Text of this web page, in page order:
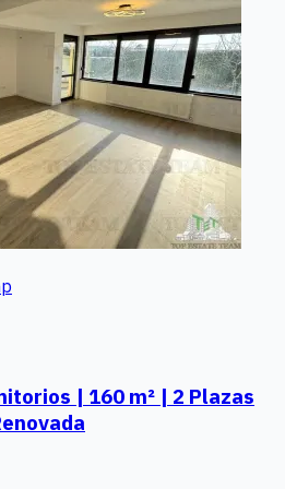
| 160 m² | 2 Plazas